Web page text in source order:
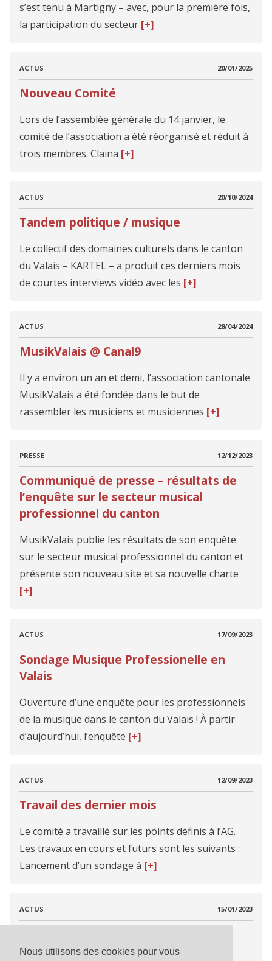
Nous utilisons des cookies pour vous
s’est tenu à Martigny – avec, pour la première fois,
la participation du secteur [+]
ACTUS 20/01/2025
Nouveau Comité
Lors de l’assemblée générale du 14 janvier, le
comité de l’association a été réorganisé et réduit à
trois membres. Claina [+]
ACTUS 20/10/2024
Tandem politique / musique
Le collectif des domaines culturels dans le canton
du Valais – KARTEL – a produit ces derniers mois
de courtes interviews vidéo avec les [+]
ACTUS 28/04/2024
MusikValais @ Canal9
Il y a environ un an et demi, l’association cantonale
MusikValais a été fondée dans le but de
rassembler les musiciens et musiciennes [+]
PRESSE 12/12/2023
Communiqué de presse – résultats de
l’enquête sur le secteur musical
professionnel du canton
MusikValais publie les résultats de son enquête
sur le secteur musical professionnel du canton et
présente son nouveau site et sa nouvelle charte
[+]
ACTUS 17/09/2023
Sondage Musique Professionelle en
Valais
Ouverture d’une enquête pour les professionnels
de la musique dans le canton du Valais ! À partir
d’aujourd’hui, l’enquête [+]
ACTUS 12/09/2023
Travail des dernier mois
Le comité a travaillé sur les points définis à l’AG.
Les travaux en cours et futurs sont les suivants :
Lancement d’un sondage à [+]
ACTUS 15/01/2023
MusikValais